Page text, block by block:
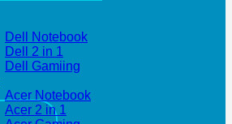
Dell Notebook
Dell 2 in 1
Dell Gamiing
Acer Notebook
Acer 2 in 1